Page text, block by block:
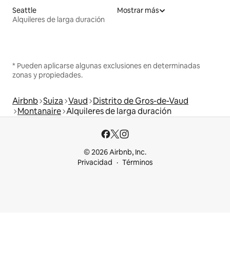
Seattle
Alquileres de larga duración
Mostrar más
* Pueden aplicarse algunas exclusiones en determinadas
zonas y propiedades.
Airbnb Suiza Vaud Distrito de Gros-de-Vaud
Montanaire Alquileres de larga duración
© 2026 Airbnb, Inc.
Privacidad
Términos